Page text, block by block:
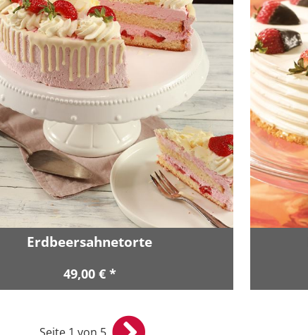
Erdbeersahnetorte
49,00 € *